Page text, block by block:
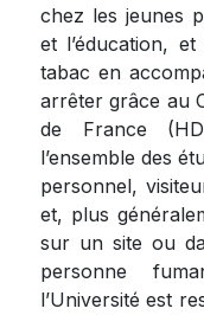
chez les jeunes
et l’éducation,
tabac en
arrêter grâce au
de France
l’ensemble des
personnel,
et, plus
sur un site ou
personne
l’Université est